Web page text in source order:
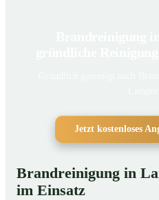
Jetzt kostenloses
Brandreinigung in
im Einsatz